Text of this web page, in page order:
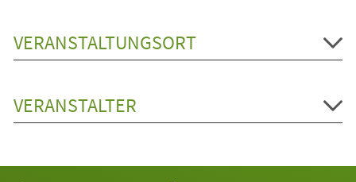
VERANSTALTUNGSORT
VERANSTALTER